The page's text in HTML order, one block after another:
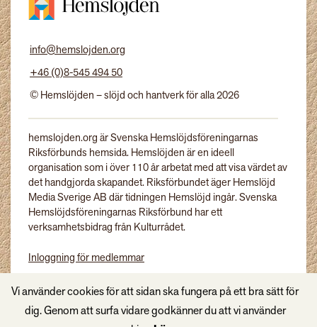
info@hemslojden.org
+46 (0)8-545 494 50
© Hemslöjden – slöjd och hantverk för alla 2026
hemslojden.org är Svenska Hemslöjdsföreningarnas
Riksförbunds hemsida. Hemslöjden är en ideell
organisation som i över 110 år arbetat med att visa värdet av
det handgjorda skapandet. Riksförbundet äger Hemslöjd
Media Sverige AB där tidningen Hemslöjd ingår. Svenska
Hemslöjdsföreningarnas Riksförbund har ett
verksamhetsbidrag från Kulturrådet.
Inloggning för medlemmar
Vi använder cookies för att sidan ska fungera på ett bra sätt för
dig. Genom att surfa vidare godkänner du att vi använder